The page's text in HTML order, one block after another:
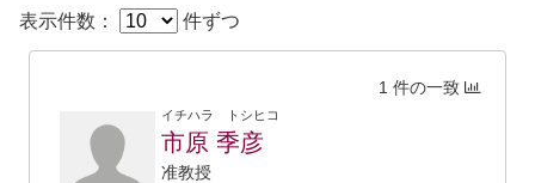
表示件数：
件ずつ
1 件の一致
イチハラ トシヒコ
市原 季彦
准教授